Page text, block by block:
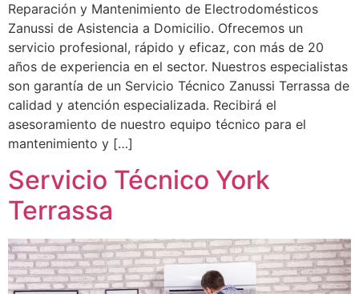
Reparación y Mantenimiento de Electrodomésticos
Zanussi de Asistencia a Domicilio. Ofrecemos un
servicio profesional, rápido y eficaz, con más de 20
años de experiencia en el sector. Nuestros especialistas
son garantía de un Servicio Técnico Zanussi Terrassa de
calidad y atención especializada. Recibirá el
asesoramiento de nuestro equipo técnico para el
mantenimiento y […]
Servicio Técnico York
Terrassa